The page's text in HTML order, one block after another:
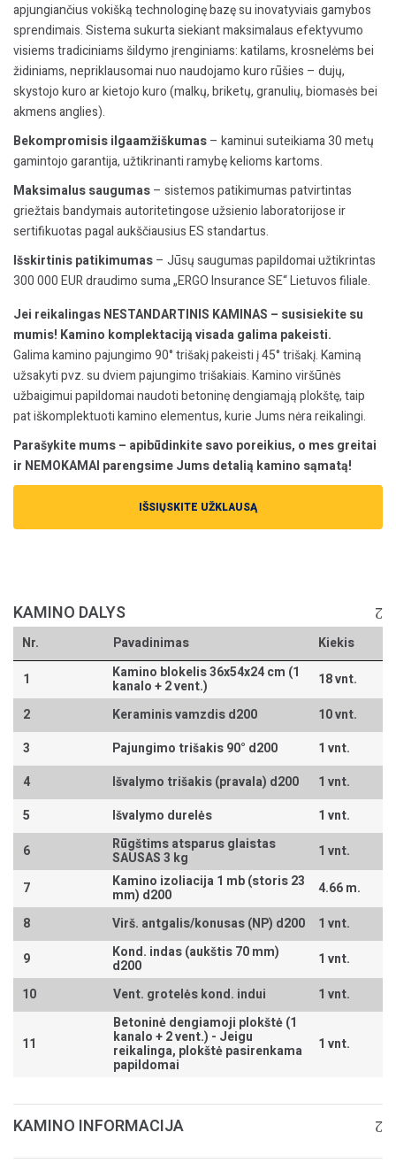
apjungiančius vokišką technologinę bazę su inovatyviais gamybos
sprendimais. Sistema sukurta siekiant maksimalaus efektyvumo
visiems tradiciniams šildymo įrenginiams: katilams, krosnelėms bei
židiniams, nepriklausomai nuo naudojamo kuro rūšies – dujų,
skystojo kuro ar kietojo kuro (malkų, briketų, granulių, biomasės bei
akmens anglies).
Bekompromisis ilgaamžiškumas– kaminui suteikiama 30 metų
gamintojo garantija, užtikrinanti ramybę kelioms kartoms.
Maksimalus saugumas– sistemos patikimumas patvirtintas
griežtais bandymais autoritetingose užsienio laboratorijose ir
sertifikuotas pagal aukščiausius ES standartus.
Išskirtinis patikimumas– Jūsų saugumas papildomai užtikrintas
300 000 EUR draudimo suma „ERGO Insurance SE“ Lietuvos filiale.
Jei reikalingas NESTANDARTINIS KAMINAS – susisiekite su
mumis! Kamino komplektaciją visada galima pakeisti.
Galima kamino pajungimo 90° trišakį pakeisti į 45° trišakį. Kaminą
užsakyti pvz. su dviem pajungimo trišakiais. Kamino viršūnės
užbaigimui papildomai naudoti betoninę dengiamąją plokštę, taip
pat iškomplektuoti kamino elementus, kurie Jums nėra reikalingi.
Parašykite mums – apibūdinkite savo poreikius, o mes greitai
ir NEMOKAMAI parengsime Jums detalią kamino sąmatą!
IŠSIŲSKITE UŽKLAUSĄ
KAMINO DALYS
Nr. Pavadinimas
Kiekis
1
Kamino blokelis 36x54x24 cm (1
kanalo + 2 vent.)
18 vnt.
2
Keraminis vamzdis d200
10 vnt.
3
Pajungimo trišakis 90° d200
1 vnt.
4
Išvalymo trišakis (pravala) d200
1 vnt.
5
Išvalymo durelės
1 vnt.
6
Rūgštims atsparus glaistas
SAUSAS 3 kg
1 vnt.
7
Kamino izoliacija 1 mb (storis 23
mm) d200
4.66 m.
8
Virš. antgalis/konusas (NP) d200
1 vnt.
9
Kond. indas (aukštis 70 mm)
d200
1 vnt.
10
Vent. grotelės kond. indui 1 vnt.
11
Betoninė dengiamoji plokštė (1
kanalo + 2 vent.) - Jeigu
reikalinga, plokštė pasirenkama
papildomai
1 vnt.
KAMINO INFORMACIJA